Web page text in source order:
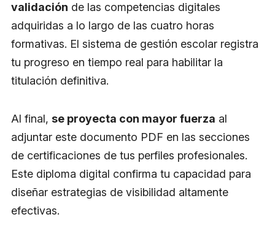
validación de las competencias digitales
adquiridas a lo largo de las cuatro horas
formativas. El sistema de gestión escolar registra
tu progreso en tiempo real para habilitar la
titulación definitiva.
Al final, se proyecta con mayor fuerza al
adjuntar este documento PDF en las secciones
de certificaciones de tus perfiles profesionales.
Este diploma digital confirma tu capacidad para
diseñar estrategias de visibilidad altamente
efectivas.